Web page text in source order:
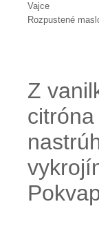
Vajce
Rozpustené
Z